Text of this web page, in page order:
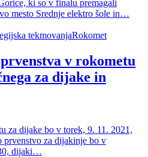
ki so v finalu premagali
mesto Srednje elektro šole in…
tekmovanjaRokomet
v rokometu
za dijake in
za dijake bo v torek, 9. 11. 2021,
za dijakinje bo v
dijaki…